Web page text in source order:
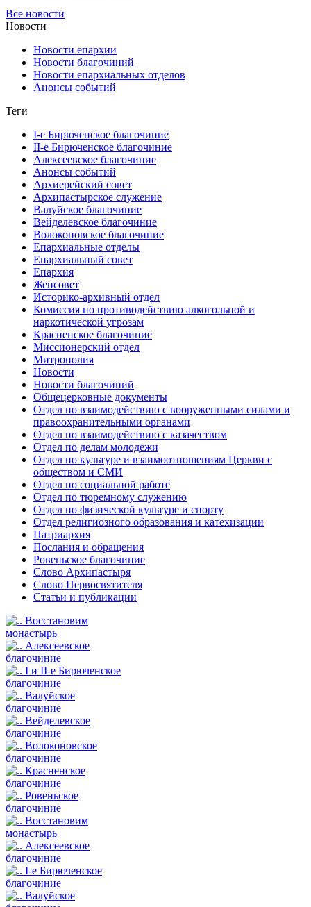
Все новости
Новости
Новости епархии
Новости благочиний
Новости епархиальных отделов
Анонсы событий
Теги
I-е Бирюченское благочиние
II-е Бирюченское благочиние
Алексеевское благочиние
Анонсы событий
Архиерейский совет
Архипастырское служение
Валуйское благочиние
Вейделевское благочиние
Волоконовское благочиние
Епархиальные отделы
Епархиальный совет
Епархия
Женсовет
Историко-архивный отдел
Комиссия по противодействию алкогольной и
наркотической угрозам
Красненское благочиние
Миссионерский отдел
Митрополия
Новости
Новости благочиний
Общецерковные документы
Отдел по взаимодействию с вооруженными силами и
правоохранительными органами
Отдел по взаимодействию с казачеством
Отдел по делам молодежи
Отдел по культуре и взаимоотношениям Церкви с
обществом и СМИ
Отдел по социальной работе
Отдел по тюремному служению
Отдел по физической культуре и спорту
Отдел религиозного образования и катехизации
Патриархия
Послания и обращения
Ровеньское благочиние
Слово Архипастыря
Слово Первосвятителя
Статьи и публикации
Восстановим
монастырь
Алексеевское
благочиние
I и II-е Бирюченское
благочиние
Валуйское
благочиние
Вейделевское
благочиние
Волоконовское
благочиние
Красненское
благочиние
Ровеньское
благочиние
Восстановим
монастырь
Алексеевское
благочиние
I-е Бирюченское
благочиние
Валуйское